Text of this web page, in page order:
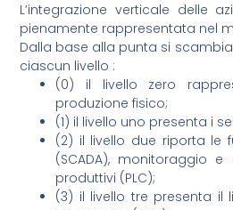
L’integrazione verticale delle
pienamente rappresentata nel
Dalla base alla punta si
ciascun livello :
(0) il livello zero
produzione fisico;
(1) il livello uno presenta i
(2) il livello due riporta le
(SCADA), monitoraggio
produttivi (PLC);
(3) il livello tre presenta il